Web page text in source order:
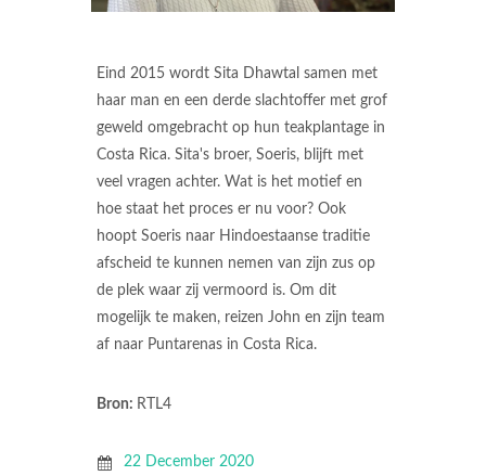
Eind 2015 wordt Sita Dhawtal samen met
haar man en een derde slachtoffer met grof
geweld omgebracht op hun teakplantage in
Costa Rica. Sita's broer, Soeris, blijft met
veel vragen achter. Wat is het motief en
hoe staat het proces er nu voor? Ook
hoopt Soeris naar Hindoestaanse traditie
afscheid te kunnen nemen van zijn zus op
de plek waar zij vermoord is. Om dit
mogelijk te maken, reizen John en zijn team
af naar Puntarenas in Costa Rica.
Bron: RTL4
22 December 2020